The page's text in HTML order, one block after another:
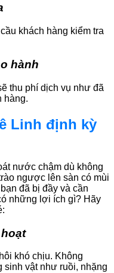
khách hàng kiểm tra
hành
thu phí dịch vụ như đã
hàng.
Linh định kỳ
nước chậm dù không
ngược lên sàn có mùi
đã bị đầy và cần
những lợi ích gì? Hãy
khó chịu. Không
vật như ruồi, nhặng